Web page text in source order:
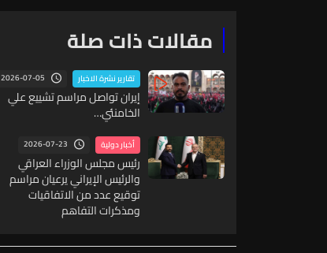
مقالات ذات صلة
تقارير نشرة الاخبار 2026-07-05
إيران تواصل مراسم تشييع علي
الخامنئي…
أخبار دولية 2026-07-23
رئيس مجلس الوزراء العراقي
والرئيس الإيراني يرعيان مراسم
توقيع عدد من الاتفاقيات
ومذكرات التفاهم